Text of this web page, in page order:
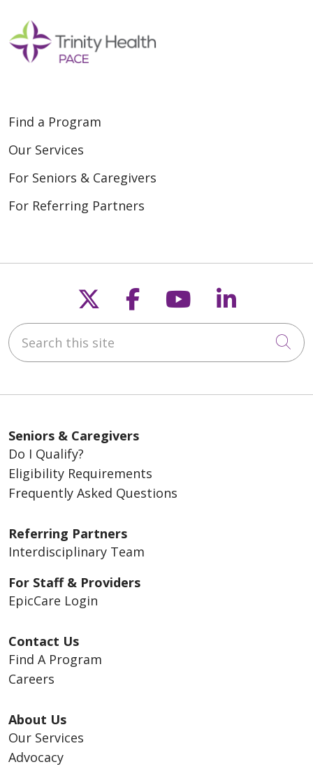
Find a Program
Our Services
For Seniors & Caregivers
For Referring Partners
Follow us on X
Follow us on
Follow us on
Follow
Search this site
Seniors & Caregivers
Do I Qualify?
Eligibility Requirements
Frequently Asked Questions
Referring Partners
Interdisciplinary Team
For Staff & Providers
EpicCare Login
Contact Us
Find A Program
Careers
About Us
Our Services
Advocacy